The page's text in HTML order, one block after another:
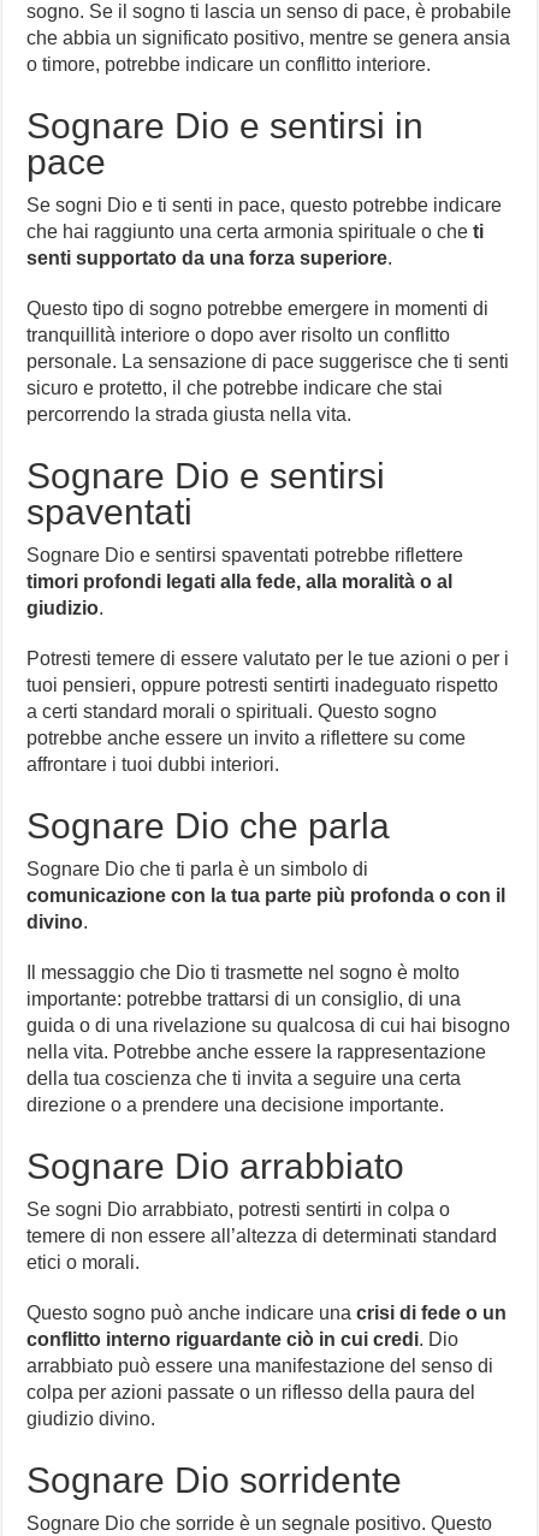
sogno. Se il sogno ti lascia un senso di pace, è probabile
che abbia un significato positivo, mentre se genera ansia
o timore, potrebbe indicare un conflitto interiore.
Sognare Dio e sentirsi in
pace
Se sogni Dio e ti senti in pace, questo potrebbe indicare
che hai raggiunto una certa armonia spirituale o cheti
senti supportato da una forza superiore.
Questo tipo di sogno potrebbe emergere in momenti di
tranquillità interiore o dopo aver risolto un conflitto
personale. La sensazione di pace suggerisce che ti senti
sicuro e protetto, il che potrebbe indicare che stai
percorrendo la strada giusta nella vita.
Sognare Dio e sentirsi
spaventati
Sognare Dio e sentirsi spaventati potrebbe riflettere
timori profondi legati alla fede, alla moralità o al
giudizio.
Potresti temere di essere valutato per le tue azioni o per i
tuoi pensieri, oppure potresti sentirti inadeguato rispetto
a certi standard morali o spirituali. Questo sogno
potrebbe anche essere un invito a riflettere su come
affrontare i tuoi dubbi interiori.
Sognare Dio che parla
Sognare Dio che ti parla è un simbolo di
comunicazione con la tua parte più profonda o con il
divino.
Il messaggio che Dio ti trasmette nel sogno è molto
importante: potrebbe trattarsi di un consiglio, di una
guida o di una rivelazione su qualcosa di cui hai bisogno
nella vita. Potrebbe anche essere la rappresentazione
della tua coscienza che ti invita a seguire una certa
direzione o a prendere una decisione importante.
Sognare Dio arrabbiato
Se sogni Dio arrabbiato, potresti sentirti in colpa o
temere di non essere all’altezza di determinati standard
etici o morali.
Questo sogno può anche indicare unacrisi di fede o un
conflitto interno riguardante ciò in cui credi. Dio
arrabbiato può essere una manifestazione del senso di
colpa per azioni passate o un riflesso della paura del
giudizio divino.
Sognare Dio sorridente
Sognare Dio che sorride è un segnale positivo. Questo